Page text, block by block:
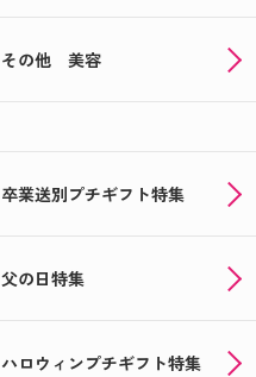
その他 美容
卒業送別プチギフト特集
父の日特集
ハロウィンプチギフト特集